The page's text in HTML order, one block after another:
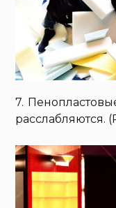
7.
расслабляются.